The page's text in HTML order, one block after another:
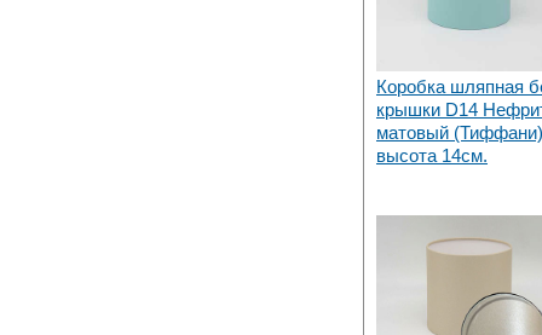
Коробка шляпная
крышки D14
матовый
высота 14см.